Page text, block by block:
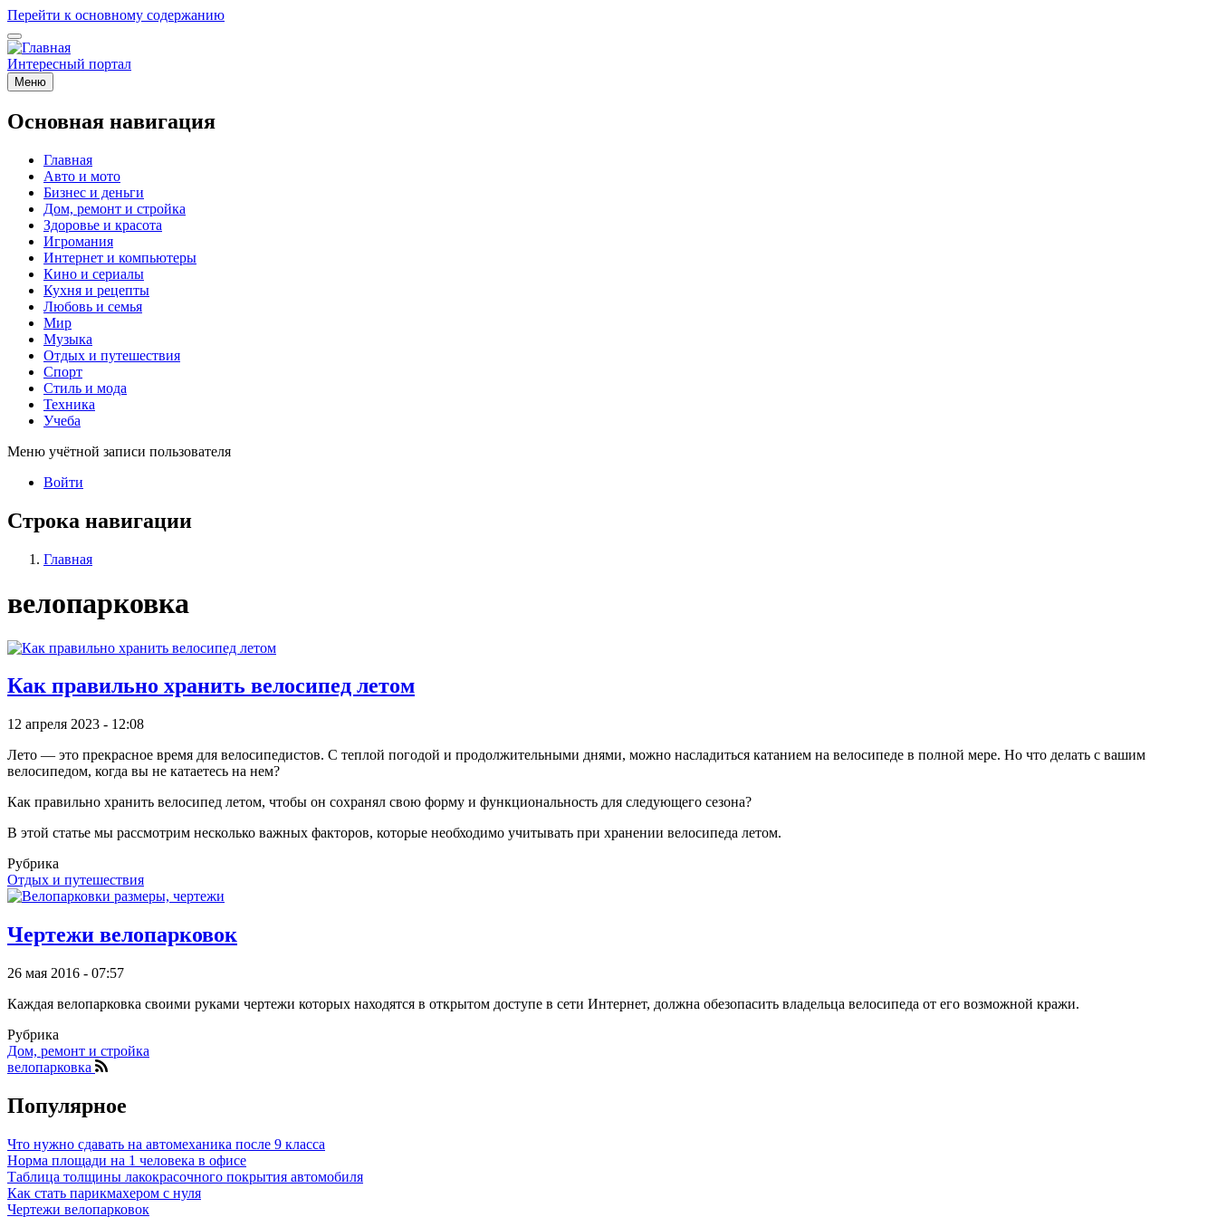
Перейти к основному содержанию
Интересный портал
Меню
Основная навигация
Главная
Авто и мото
Бизнес и деньги
Дом, ремонт и стройка
Здоровье и красота
Игромания
Интернет и компьютеры
Кино и сериалы
Кухня и рецепты
Любовь и семья
Мир
Музыка
Отдых и путешествия
Спорт
Стиль и мода
Техника
Учеба
Меню учётной записи пользователя
Войти
Строка навигации
Главная
велопарковка
Как правильно хранить велосипед летом
12 апреля 2023 - 12:08
Лето — это прекрасное время для велосипедистов. С теплой погодой и продолжительными днями, можно насладиться катанием на велосипеде в полной мере. Но что делать с вашим
велосипедом, когда вы не катаетесь на нем?
Как правильно хранить велосипед летом, чтобы он сохранял свою форму и функциональность для следующего сезона?
В этой статье мы рассмотрим несколько важных факторов, которые необходимо учитывать при хранении велосипеда летом.
Рубрика
Отдых и путешествия
Чертежи велопарковок
26 мая 2016 - 07:57
Каждая велопарковка своими руками чертежи которых находятся в открытом доступе в сети Интернет, должна обезопасить владельца велосипеда от его возможной кражи.
Рубрика
Дом, ремонт и стройка
велопарковка
Популярное
Что нужно сдавать на автомеханика после 9 класса
Норма площади на 1 человека в офисе
Таблица толщины лакокрасочного покрытия автомобиля
Как стать парикмахером с нуля
Чертежи велопарковок